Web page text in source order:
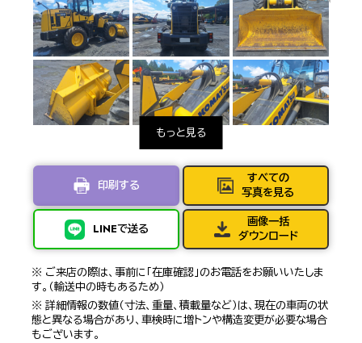
印刷する
LINEで送る
すべての
写真を見る
画像一括
ダウンロード
※ ご来店の際は、事前に「在庫確認」のお電話をお願いいたしま
す。（輸送中の時もあるため）
※ 詳細情報の数値（寸法、重量、積載量など）は、現在の車両の状
態と異なる場合があり、車検時に増トンや構造変更が必要な場合
もございます。